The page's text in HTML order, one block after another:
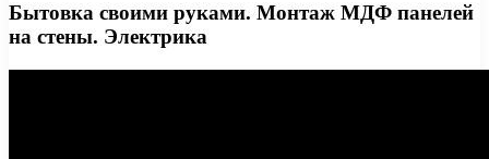
Бытовка своими руками. Монтаж МДФ панелей
на стены. Электрика